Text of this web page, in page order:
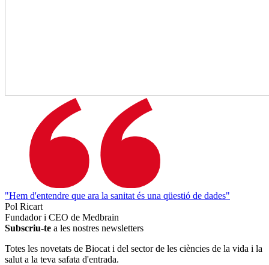
"Hem d'entendre que ara la sanitat és una qüestió de dades"
Pol Ricart
Fundador i CEO de Medbrain
Subscriu-te a les nostres newsletters
Totes les novetats de Biocat i del sector de les ciències de la vida i la
salut a la teva safata d'entrada.